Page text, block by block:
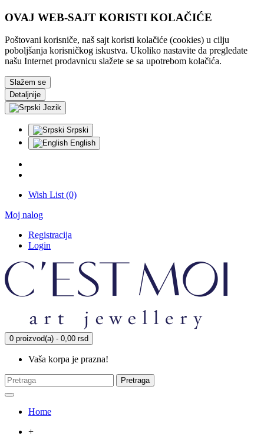
OVAJ WEB-SAJT KORISTI KOLAČIĆE
Poštovani korisniče, naš sajt koristi kolačiće (cookies) u cilju
poboljšanja korisničkog iskustva. Ukoliko nastavite da pregledate
našu Internet prodavnicu slažete se sa upotrebom kolačića.
Slažem se
Detaljnije
Jezik
Srpski
English
Wish List (0)
Moj nalog
Registracija
Login
0 proizvod(a) - 0,00 rsd
Vaša korpa je prazna!
Pretraga
Home
+